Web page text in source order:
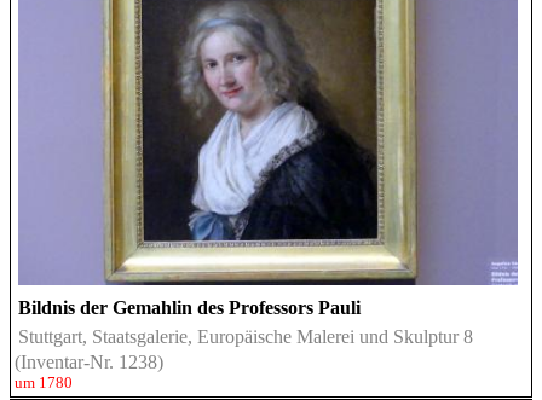
Bildnis der Gemahlin des Professors Pauli
Stuttgart, Staatsgalerie, Europäische Malerei und Skulptur 8
(Inventar-Nr. 1238)
um 1780